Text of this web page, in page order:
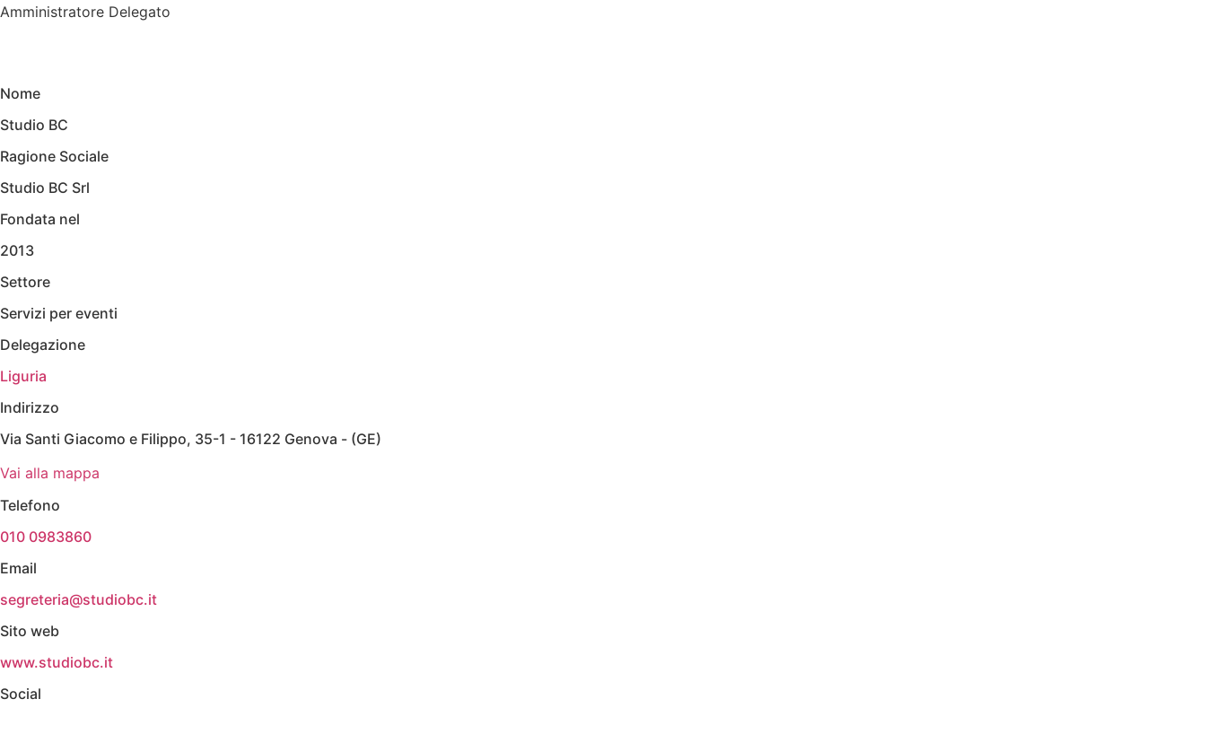
Amministratore Delegato
Nome
Studio BC
Ragione Sociale
Studio BC Srl
Fondata nel
2013
Settore
Servizi per eventi
Delegazione
Liguria
Indirizzo
Via Santi Giacomo e Filippo, 35-1 - 16122 Genova - (GE)
Vai alla mappa
Telefono
010 0983860
Email
segreteria@studiobc.it
Sito web
www.studiobc.it
Social